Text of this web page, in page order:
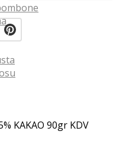
KAKAO 90gr KDV